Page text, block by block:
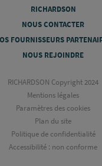
RICHARDSON
NOUS CONTACTER
FOURNISSEURS
NOUS REJOINDRE
RICHARDSON Copyright 2024
Mentions légales
Paramètres des cookies
Plan du site
Politique de confidentialité
Accessibilité : non conforme